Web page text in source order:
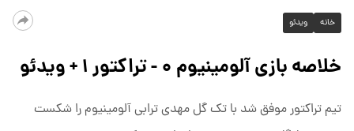
خانه ویدئو
خلاصه بازی آلومینیوم ۰ - تراکتور ۱ + ویدئو
تیم تراکتور موفق شد با تک گل مهدی ترابی آلومینیوم را شکست